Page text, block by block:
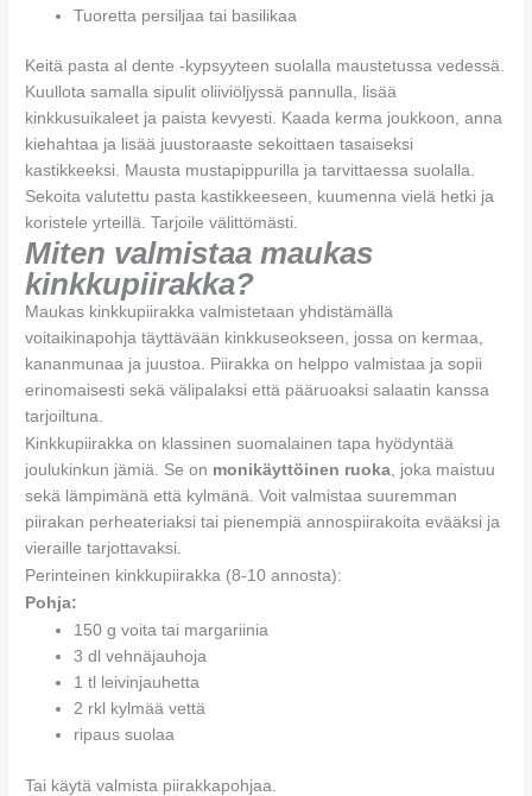
Tuoretta persiljaa tai basilikaa
Keitä pasta al dente -kypsyyteen suolalla maustetussa vedessä.
Kuullota samalla sipulit oliiviöljyssä pannulla, lisää
kinkkusuikaleet ja paista kevyesti. Kaada kerma joukkoon, anna
kiehahtaa ja lisää juustoraaste sekoittaen tasaiseksi
kastikkeeksi. Mausta mustapippurilla ja tarvittaessa suolalla.
Sekoita valutettu pasta kastikkeeseen, kuumenna vielä hetki ja
koristele yrteillä. Tarjoile välittömästi.
Miten valmistaa maukas
kinkkupiirakka?
Maukas kinkkupiirakka valmistetaan yhdistämällä
voitaikinapohja täyttävään kinkkuseokseen, jossa on kermaa,
kananmunaa ja juustoa. Piirakka on helppo valmistaa ja sopii
erinomaisesti sekä välipalaksi että pääruoaksi salaatin kanssa
tarjoiltuna.
Kinkkupiirakka on klassinen suomalainen tapa hyödyntää
joulukinkun jämiä. Se on monikäyttöinen ruoka, joka maistuu
sekä lämpimänä että kylmänä. Voit valmistaa suuremman
piirakan perheateriaksi tai pienempiä annospiirakoita evääksi ja
vieraille tarjottavaksi.
Perinteinen kinkkupiirakka (8-10 annosta):
Pohja:
150 g voita tai margariinia
3 dl vehnäjauhoja
1 tl leivinjauhetta
2 rkl kylmää vettä
ripaus suolaa
Tai käytä valmista piirakkapohjaa.